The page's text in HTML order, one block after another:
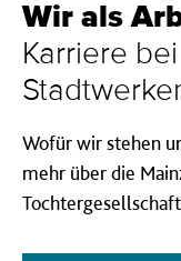
Wir als
Karriere
Wofür wir stehen
mehr über die